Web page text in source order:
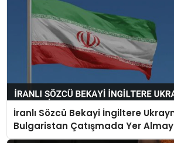
İranlı Sözcü Bekayi İngiltere
Bulgaristan Çatışmada Yer